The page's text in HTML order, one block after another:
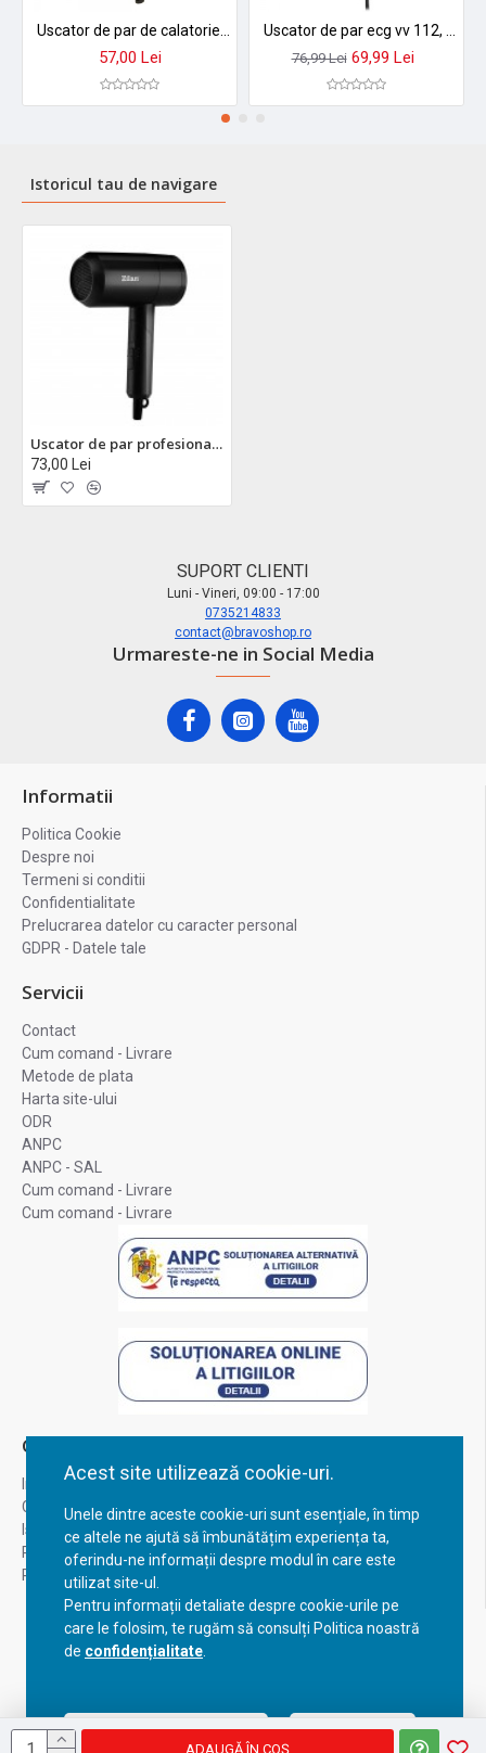
Acest site utilizează cookie-uri.
Unele dintre aceste cookie-uri sunt esențiale, în timp
ce altele ne ajută să îmbunătățim experiența ta,
oferindu-ne informații despre modul în care este
utilizat site-ul.
Pentru informații detaliate despre cookie-urile pe
care le folosim, te rugăm să consulți Politica noastră
de confidențialitate
Acceptă setările curente Configurează
ADAUGĂ ÎN COŞ
57,00 Lei 76,99 Lei 69,99 Lei
Istoricul tau de navigare
Uscator de par profesional zilan zln9174 - 1800w, maner pliabil, tehnologie ionica, 3 trepte temperatura
73,00 Lei
SUPORT CLIENTI
Luni - Vineri, 09:00 - 17:00
0735214833
contact@bravoshop.ro
Urmareste-ne in Social Media
Informatii
Politica Cookie
Despre noi
Termeni si conditii
Confidentialitate
Prelucrarea datelor cu caracter personal
GDPR - Datele tale
Servicii
Contact
Cum comand - Livrare
Metode de plata
Harta site-ului
ODR
ANPC
ANPC - SAL
Cum comand - Livrare
Cum comand - Livrare
Contul Meu
Inregistrare
Contul meu
Istoric comenzi
Recuperare parola
Returnare produs